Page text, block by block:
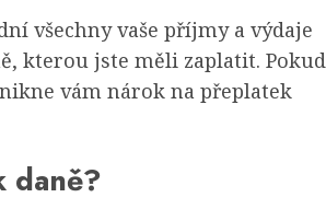
všechny vaše příjmy a výdaje
kterou jste měli zaplatit. Pokud
vám nárok na přeplatek
daně?